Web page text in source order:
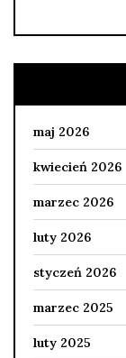
maj 2026
kwiecień 2026
marzec 2026
luty 2026
styczeń 2026
marzec 2025
luty 2025